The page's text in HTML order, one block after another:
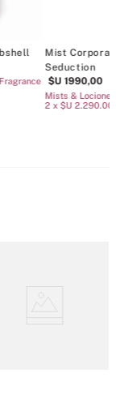
Mist
Seduction
$U 1990,00
Mists &
2 x $U 2.290.00